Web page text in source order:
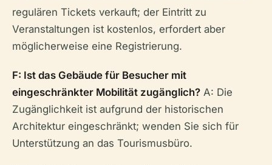
regulären Tickets verkauft; der Eintritt zu
Veranstaltungen ist kostenlos, erfordert aber
möglicherweise eine Registrierung.
F: Ist das Gebäude für Besucher mit
eingeschränkter Mobilität zugänglich? A: Die
Zugänglichkeit ist aufgrund der historischen
Architektur eingeschränkt; wenden Sie sich für
Unterstützung an das Tourismusbüro.